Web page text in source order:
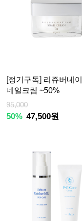
[정기구독] 리쥬버네
네일크림 ~50%
95,000
50% 47,500원